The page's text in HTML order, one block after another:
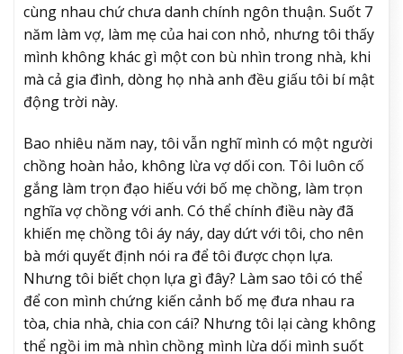
cùng nhau chứ chưa danh chính ngôn thuận. Suốt 7
năm làm vợ, làm mẹ của hai con nhỏ, nhưng tôi thấy
mình không khác gì một con bù nhìn trong nhà, khi
mà cả gia đình, dòng họ nhà anh đều giấu tôi bí mật
động trời này.
Bao nhiêu năm nay, tôi vẫn nghĩ mình có một người
chồng hoàn hảo, không lừa vợ dối con. Tôi luôn cố
gắng làm trọn đạo hiếu với bố mẹ chồng, làm trọn
nghĩa vợ chồng với anh. Có thể chính điều này đã
khiến mẹ chồng tôi áy náy, day dứt với tôi, cho nên
bà mới quyết định nói ra để tôi được chọn lựa.
Nhưng tôi biết chọn lựa gì đây? Làm sao tôi có thể
để con mình chứng kiến cảnh bố mẹ đưa nhau ra
tòa, chia nhà, chia con cái? Nhưng tôi lại càng không
thể ngồi im mà nhìn chồng mình lừa dối mình suốt